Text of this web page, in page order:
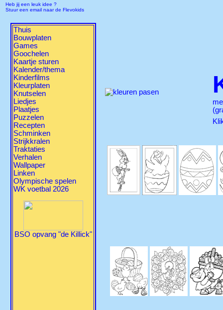
Heb jij een leuk idee ?
Stuur een email naar de Flevokids
Thuis
Bouwplaten
Games
Goochelen
Kaartje sturen
Kalender/thema
Kinderfilms
Kleurplaten
Knutselen
Liedjes
Plaatjes
Puzzelen
Recepten
Schminken
Strijkkralen
Traktaties
Verhalen
Wallpaper
Linken
Olympische spelen
WK voetbal 2026
BSO opvang "de Killick"